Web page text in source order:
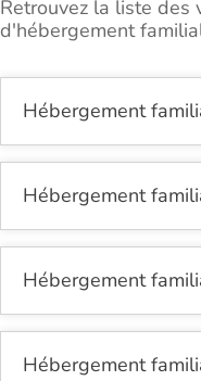
Retrouvez la liste
d'hébergement
Hébergement
Hébergement
Hébergement
Hébergement